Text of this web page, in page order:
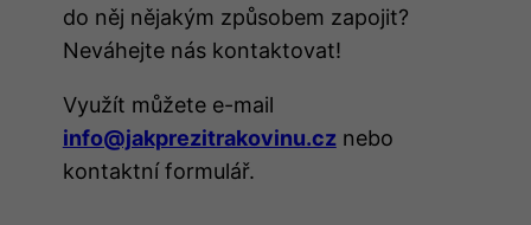
do něj nějakým způsobem zapojit?
Neváhejte nás kontaktovat!
Využít můžete e-mail
info@jakprezitrakovinu.cznebo
kontaktní formulář.